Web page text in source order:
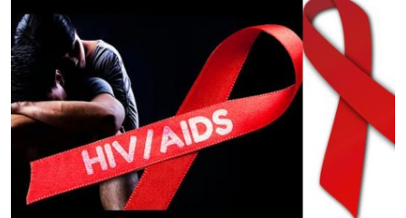
Special Story
Business
Crime
Tamilnadu
National